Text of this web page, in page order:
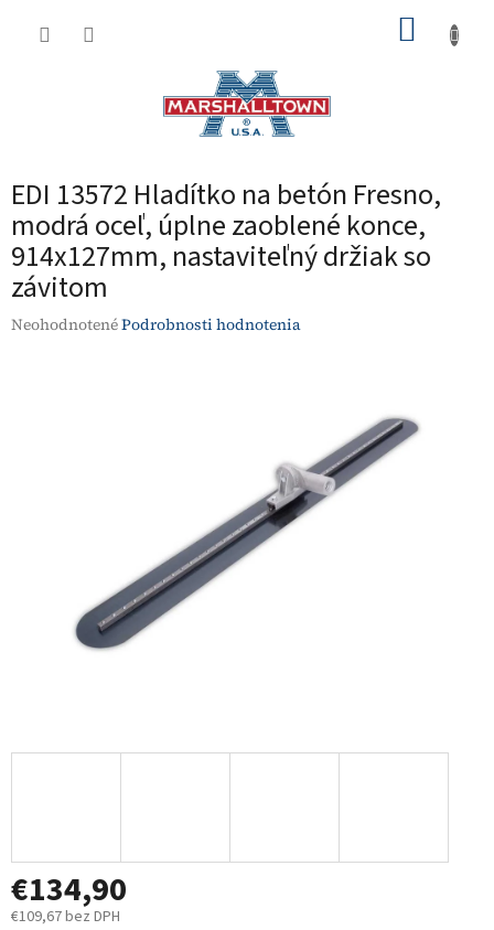
EDI 13572 Hladítko na betón Fresno,
modrá oceľ, úplne zaoblené konce,
914x127mm, nastaviteľný držiak so
závitom
Priemerné
NeohodnotenéPodrobnosti hodnotenia
€134,90
€109,67 bez DPH